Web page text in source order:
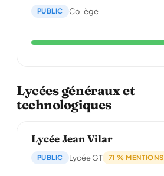
PUBLIC Collège
Lycées généraux et
technologiques
Lycée Jean Vilar
PUBLIC Lycée GT 71 % MENTIONS